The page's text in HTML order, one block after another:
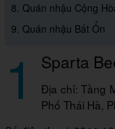
8. Quán nhậu Cộng
9. Quán nhậu Bất Ổn
1 Sparta
Địa chỉ: Tầng
Phố Thái Hà,